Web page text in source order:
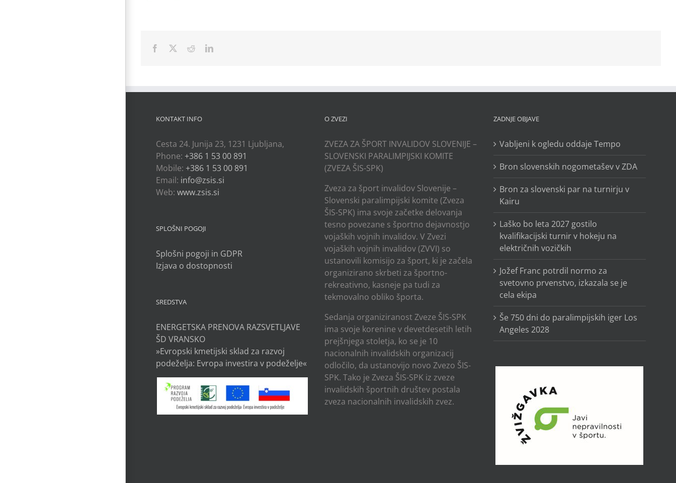
Facebook RedditLinkedIn
KONTAKT INFO
Cesta 24. Junija 23, 1231 Ljubljana,
Phone: +386 1 53 00 891
Mobile: +386 1 53 00 891
Email: info@zsis.si
Web: www.zsis.si
SPLOŠNI POGOJI
Splošni pogoji in GDPR
Izjava o dostopnosti
SREDSTVA
ENERGETSKA PRENOVA RAZSVETLJAVE
ŠD VRANSKO
»Evropski kmetijski sklad za razvoj
podeželja: Evropa investira v podeželje«
O ZVEZI
ZVEZA ZA ŠPORT INVALIDOV SLOVENIJE –
SLOVENSKI PARALIMPIJSKI KOMITE
(ZVEZA ŠIS-SPK)
Zveza za šport invalidov Slovenije –
Slovenski paralimpijski komite (Zveza
ŠIS-SPK) ima svoje začetke delovanja
tesno povezane s športno dejavnostjo
vojaških vojnih invalidov. V Zvezi
vojaških vojnih invalidov (ZVVI) so
ustanovili komisijo za šport, ki je začela
organizirano skrbeti za športno-
rekreativno, kasneje pa tudi za
tekmovalno obliko športa.
Sedanja organiziranost Zveze ŠIS-SPK
ima svoje korenine v devetdesetih letih
prejšnjega stoletja, ko se je 10
nacionalnih invalidskih organizacij
odločilo, da ustanovijo novo Zvezo ŠIS-
SPK. Tako je Zveza ŠIS-SPK iz zveze
invalidskih športnih društev postala
zveza nacionalnih invalidskih zvez.
ZADNJE OBJAVE
Vabljeni k ogledu oddaje Tempo
Bron slovenskih nogometašev v ZDA
Bron za slovenski par na turnirju v
Kairu
Laško bo leta 2027 gostilo
kvalifikacijski turnir v hokeju na
električnih vozičkih
Jožef Franc potrdil normo za
svetovno prvenstvo, izkazala se je
cela ekipa
Še 750 dni do paralimpijskih iger Los
Angeles 2028